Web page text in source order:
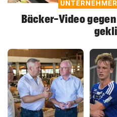
Bäcker-Video